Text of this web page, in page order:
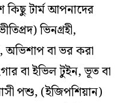
কিছু টার্ম আপনাদের
ভিনগ্রহী,
অভিশাপ বা ভর করা
বা ইভিল টুইন, ভূত বা
পশু, (ইজিপশিয়ান)